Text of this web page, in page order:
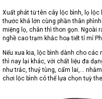
Xuất phát từ tên cây lộc bình, lọ
thước khá lớn cùng phần thân
miệng lọ, chân thì thon gọn. Ngoài
nghề cao trạm khắc hoạ tiết tỉ mỉ
Nếu xưa kia, lộc bình dành cho
thì nay lại khác, với chất liệu đa
như trắc, thuỷ tùng, cẩm lai,…
chơi lộc bình có thể lựa chọn tuỳ